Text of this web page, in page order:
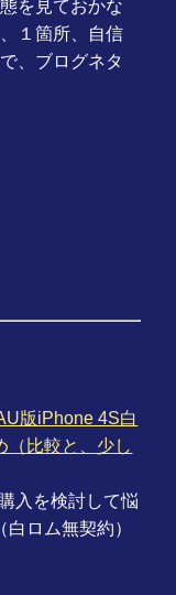
を見ておかな
１箇所、自信
、ブログネタ
版iPhone 4S白
（比較と、少し
入を検討して悩
ロム無契約）